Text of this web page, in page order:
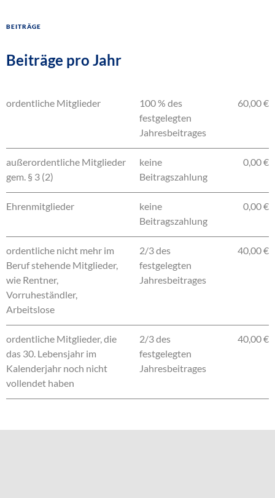
Beiträge
Beiträge pro Jahr
ordentliche Mitglieder
100 % des
festgelegten
Jahresbeitrages
60,00 €
außerordentliche Mitglieder
gem. § 3 (2)
keine
Beitragszahlung
0,00 €
Ehrenmitglieder
keine
Beitragszahlung
0,00 €
ordentliche nicht mehr im
Beruf stehende Mitglieder,
wie Rentner,
Vorruheständler,
Arbeitslose
2/3 des
festgelegten
Jahresbeitrages
40,00 €
ordentliche Mitglieder, die
das 30. Lebensjahr im
Kalenderjahr noch nicht
vollendet haben
2/3 des
festgelegten
Jahresbeitrages
40,00 €